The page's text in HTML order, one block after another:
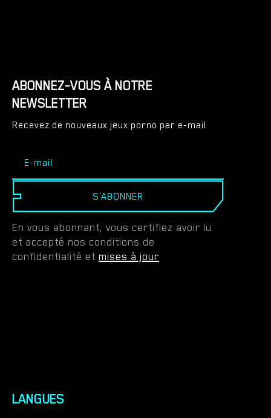
ABONNEZ-VOUS À NOTRE
NEWSLETTER
Recevez de nouveaux jeux porno par e-mail
S'ABONNER
En vous abonnant, vous certifiez avoir lu
et accepté nos conditions de
confidentialité et mises à jour
LANGUES